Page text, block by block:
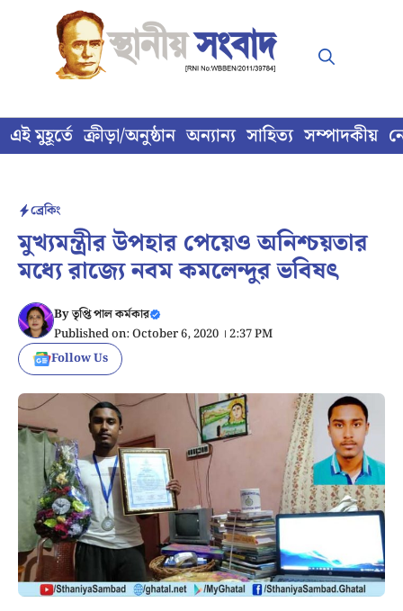
content
এই মুহূর্তে ক্রীড়া/অনুষ্ঠান অন্যান্য সাহিত্য সম্পাদকীয়
ব্রেকিং
মুখ্যমন্ত্রীর উপহার পেয়েও অনিশ্চয়তার
মধ্যে রাজ্যে নবম কমলেন্দুর ভবিষৎ
Byতৃপ্তি পাল কর্মকার
Published on: October 6, 2020 । 2:37 PM
Follow Us